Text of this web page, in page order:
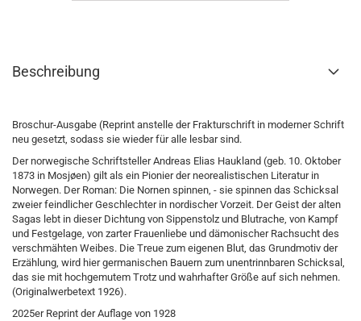
Beschreibung
Broschur-Ausgabe (Reprint anstelle der Frakturschrift in moderner Schrift
neu gesetzt, sodass sie wieder für alle lesbar sind.
Der norwegische Schriftsteller Andreas Elias Haukland (geb. 10. Oktober
1873 in Mosjøen) gilt als ein Pionier der neorealistischen Literatur in
Norwegen. Der Roman: Die Nornen spinnen, - sie spinnen das Schicksal
zweier feindlicher Geschlechter in nordischer Vorzeit. Der Geist der alten
Sagas lebt in dieser Dichtung von Sippenstolz und Blutrache, von Kampf
und Festgelage, von zarter Frauenliebe und dämonischer Rachsucht des
verschmähten Weibes. Die Treue zum eigenen Blut, das Grundmotiv der
Erzählung, wird hier germanischen Bauern zum unentrinnbaren Schicksal,
das sie mit hochgemutem Trotz und wahrhafter Größe auf sich nehmen.
(Originalwerbetext 1926).
2025er Reprint der Auflage von 1928